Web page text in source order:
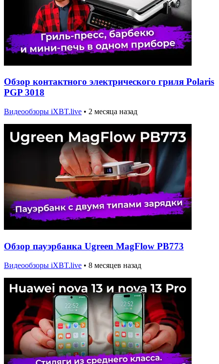
Обзор контактного электрического гриля Polaris
PGP 3018
Видеообзоры iXBT.live • 2 месяца назад
Обзор пауэрбанка Ugreen MagFlow PB773
Видеообзоры iXBT.live • 8 месяцев назад